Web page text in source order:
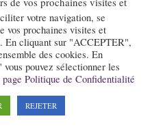
votre navigation, se
vos prochaines visites et
En cliquant sur "ACCEPTER",
des cookies. En
pouvez sélectionner les
Politique de Confidentialité
REJETER